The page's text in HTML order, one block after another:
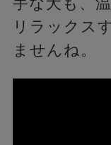
リラックス
ませんね。